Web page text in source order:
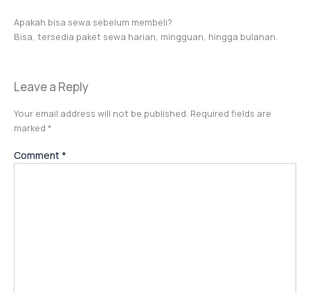
Apakah bisa sewa sebelum membeli?
Bisa, tersedia paket sewa harian, mingguan, hingga bulanan.
Leave a Reply
Your email address will not be published. Required fields are
marked *
Comment *